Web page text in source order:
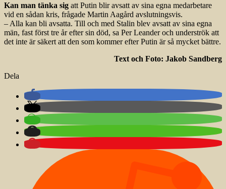
Kan man tänka sig att Putin blir avsatt av sina egna medarbetare
vid en sådan kris, frågade Martin Aagård avslutningsvis.
– Alla kan bli avsatta. Till och med Stalin blev avsatt av sina egna
män, fast först tre år efter sin död, sa Per Leander och underströk att
det inte är säkert att den som kommer efter Putin är så mycket bättre.
Text och Foto: Jakob Sandberg
Dela